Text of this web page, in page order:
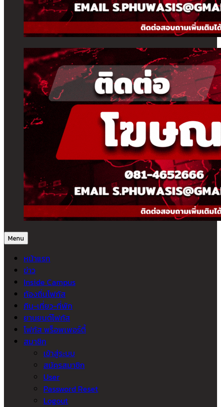
Menu
หน้าแรก
ข่าว
Inside Campus
ท้องถิ่นโฟกัส
กิน-เที่ยว-ที่พัก
ยานยนต์โฟกัส
โฟกัส พร็อพเพอร์ตี้
สมาชิก
เข้าสู่ระบบ
สมัครสมาชิก
User
Password Reset
Logout